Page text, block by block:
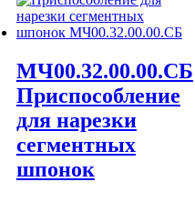
МЧ00.32.00.00.СБ
Приспособление
для нарезки
сегментных
шпонок